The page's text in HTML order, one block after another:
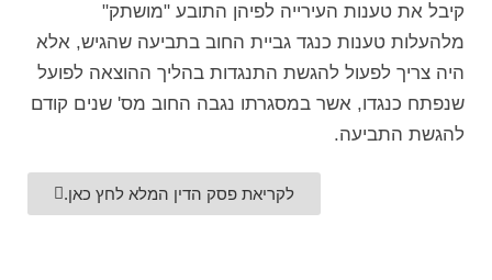
קיבל את טענות העירייה לפיהן התובע "מושתק"
מלהעלות טענות כנגד גביית החוב בתביעה שהגיש, אלא
היה צריך לפעול להגשת התנגדות בהליך ההוצאה לפועל
שנפתח כנגדו, אשר במסגרתו נגבה החוב מס' שנים קודם
להגשת התביעה.
לקריאת פסק הדין המלא לחץ כאן.